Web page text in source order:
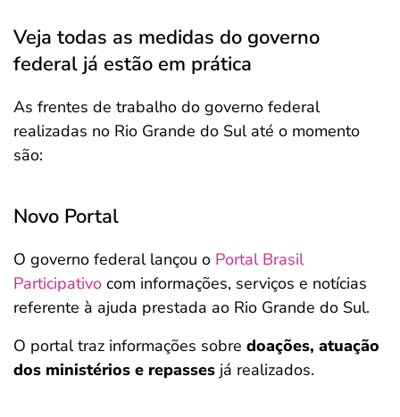
Veja todas as medidas do governo
federal já estão em prática
As frentes de trabalho do governo federal
realizadas no Rio Grande do Sul até o momento
são:
Novo Portal
O governo federal lançou o Portal Brasil
Participativo com informações, serviços e notícias
referente à ajuda prestada ao Rio Grande do Sul.
O portal traz informações sobre doações, atuação
dos ministérios e repasses já realizados.